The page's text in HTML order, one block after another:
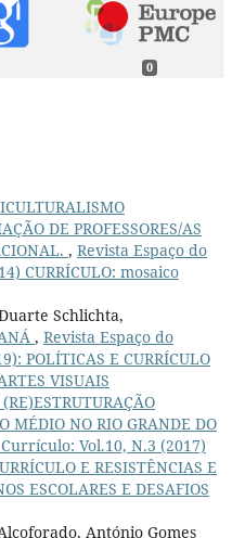
0
DE PROFESSORES/AS
, Revista Espaço do
CURRÍCULO: mosaico
Schlichta,
, Revista Espaço do
POLÍTICAS E CURRÍCULO
VISUAIS
MÉDIO NO RIO GRANDE DO
Vol.10, N.3 (2017)
E RESISTÊNCIAS E
ESCOLARES E DESAFIOS
António Gomes